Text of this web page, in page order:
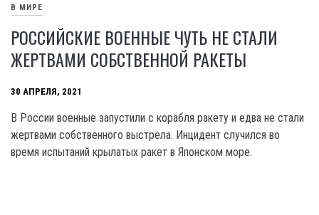
В МИРЕ
РОССИЙСКИЕ ВОЕННЫЕ ЧУТЬ НЕ СТАЛИ
ЖЕРТВАМИ СОБСТВЕННОЙ РАКЕТЫ
30 АПРЕЛЯ, 2021
В России военные запустили с корабля ракету и едва не стали
жертвами собственного выстрела. Инцидент случился во
время испытаний крылатых ракет в Японском море.